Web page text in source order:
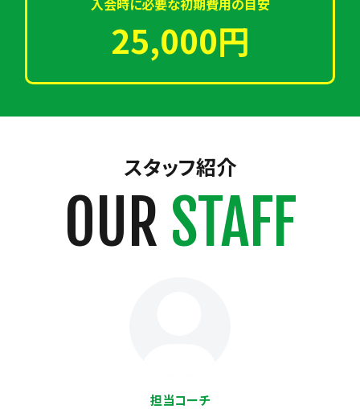
入会時に必要な初期費用の目安
25,000円
スタッフ紹介
OUR STAFF
担当コーチ